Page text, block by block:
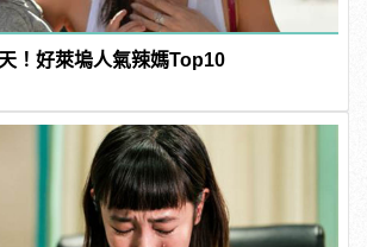
！好萊塢人氣辣媽Top10